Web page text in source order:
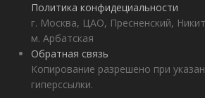
Политика конфидециальности
г. Москва, ЦАО, Пресненский,
м. Арбатская
Обратная связь
Копирование разрешено при
гиперссылки.